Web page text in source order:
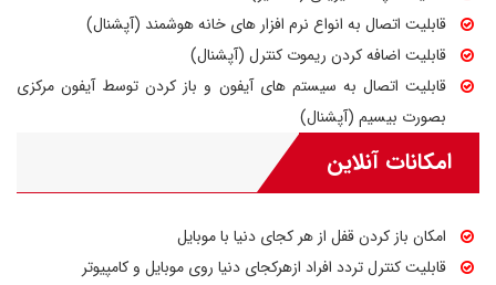
قابلیت اتصال به انواع نرم افزار های خانه هوشمند (آپشنال)
قابلیت اضافه کردن ریموت کنترل (آپشنال)
قابلیت اتصال به سیستم های آیفون و باز کردن توسط آیفون مرکزی
بصورت بیسیم (آپشنال)
امکانات آنلاین
امکان باز کردن قفل از هر کجای دنیا با موبایل
قابلیت کنترل تردد افراد ازهرکجای دنیا روی موبایل و کامپیوتر